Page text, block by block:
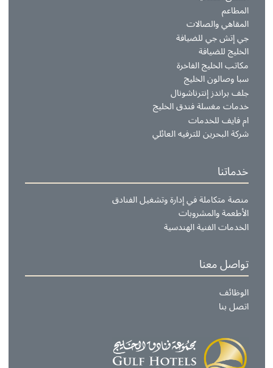
والمنتجعات
الفندقية
والصالات
إتش جي للضيافة
للضيافة
وصالون الخليج
براندز إنترناشونال
مغسلة فندق الخليج
فايف للخدمات
البحرين للترفيه العائلي
متكاملة في إدارة وتشغيل الفنادق
والمشروبات
الفنية الهندسية